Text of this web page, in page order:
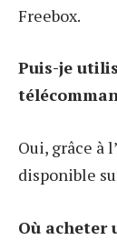
Freebox.
Puis-je
Oui, grâce à
disponible
Où acheter